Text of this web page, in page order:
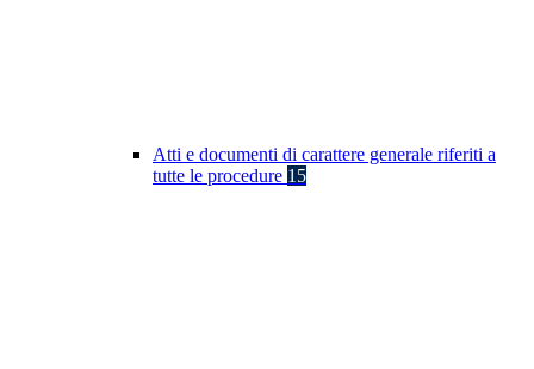
Atti e documenti di carattere generale riferiti a
tutte le procedure 15